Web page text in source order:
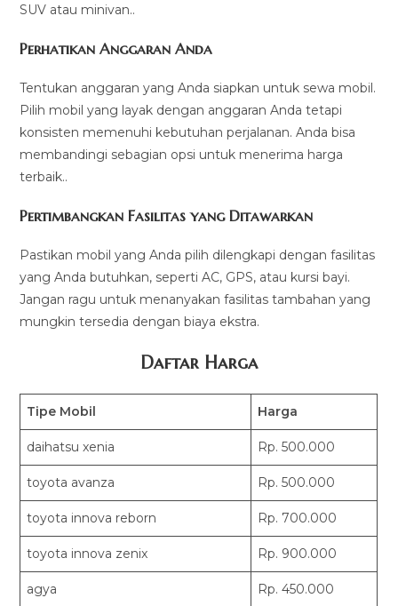
SUV atau minivan..
Perhatikan Anggaran Anda
Tentukan anggaran yang Anda siapkan untuk sewa mobil.
Pilih mobil yang layak dengan anggaran Anda tetapi
konsisten memenuhi kebutuhan perjalanan. Anda bisa
membandingi sebagian opsi untuk menerima harga
terbaik..
Pertimbangkan Fasilitas yang Ditawarkan
Pastikan mobil yang Anda pilih dilengkapi dengan fasilitas
yang Anda butuhkan, seperti AC, GPS, atau kursi bayi.
Jangan ragu untuk menanyakan fasilitas tambahan yang
mungkin tersedia dengan biaya ekstra.
Daftar Harga
Tipe Mobil Harga
daihatsu xenia Rp. 500.000
toyota avanza Rp. 500.000
toyota innova reborn Rp. 700.000
toyota innova zenix Rp. 900.000
agya Rp. 450.000